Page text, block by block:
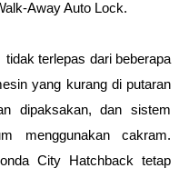
Away Auto Lock.
terlepas dari beberapa
yang kurang di putaran
dipaksakan, dan sistem
menggunakan cakram.
City Hatchback tetap